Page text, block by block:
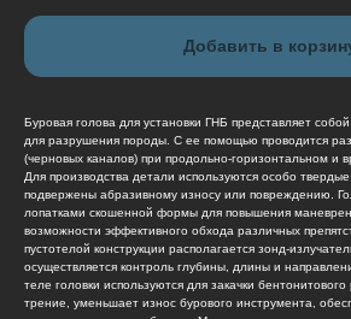
Добавить в
Буровая голова для установки ГНБ представляет
для разрушения породы. С ее помощью проводится
(черновых каналов) при продольно-горизонтальном и
Для производства детали используются особо
подвержены абразивному износу или повреждению.
лопатками скошенной формы для повышения
возможности эффективного обхода различных
пустотелой конструкции располагается зонд-
осуществляется контроль глубины, длины и
теле головки используются для закачки
трение, уменьшает износ бурового инструмента,